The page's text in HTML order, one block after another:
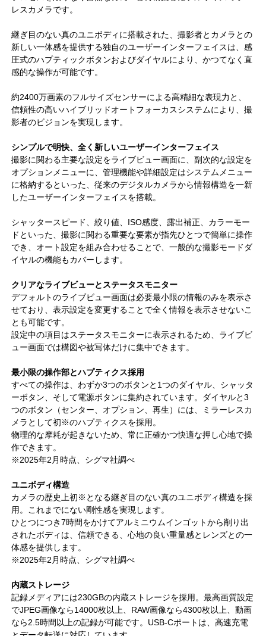
レスカメラです。
継ぎ目のない真のユニボディに搭載された、撮影者とカメラとの
新しい一体感を提供する独自のユーザーインターフェイスは、感
圧式のハプティックボタンおよびダイヤルにより、かつてなく直
感的な操作が可能です。
約2400万画素のフルサイズセンサーによる高精細な表現力と、
信頼性の高いハイブリッドオートフォーカスシステムにより、撮
影者のビジョンを実現します。
シンプルで明快、全く新しいユーザーインターフェイス
撮影に関わる主要な設定をライブビュー画面に、副次的な設定を
オプションメニューに、管理機能や詳細設定はシステムメニュー
に格納するといった、従来のデジタルカメラから情報構造を一新
したユーザーインターフェイスを搭載。
シャッタースピード、絞り値、ISO感度、露出補正、カラーモー
ドといった、撮影に関わる重要な要素が指先ひとつで簡単に操作
でき、オート設定を組み合わせることで、一般的な撮影モードダ
イヤルの機能もカバーします。
クリアなライブビューとステータスモニター
デフォルトのライブビュー画面は必要最小限の情報のみを表示さ
せており、表示設定を変更することで全く情報を表示させないこ
とも可能です。
設定中の項目はステータスモニターに表示されるため、ライブビ
ュー画面では構図や被写体だけに集中できます。
最小限の操作部とハプティクス採用
すべての操作は、わずか3つのボタンと1つのダイヤル、シャッタ
ーボタン、そして電源ボタンに集約されています。ダイヤルと3
つのボタン（センター、オプション、再生）には、ミラーレスカ
メラとして初※のハプティクスを採用。
物理的な摩耗が起きないため、常に正確かつ快適な押し心地で操
作できます。
※2025年2月時点、シグマ社調べ
ユニボディ構造
カメラの歴史上初※となる継ぎ目のない真のユニボディ構造を採
用。これまでにない剛性感を実現します。
ひとつにつき7時間をかけてアルミニウムインゴットから削り出
されたボディは、信頼できる、心地の良い重量感とレンズとの一
体感を提供します。
※2025年2月時点、シグマ社調べ
内蔵ストレージ
記録メディアには230GBの内蔵ストレージを採用。最高画質設定
でJPEG画像なら14000枚以上、RAW画像なら4300枚以上、動画
なら2.5時間以上の記録が可能です。USB-Cポートは、高速充電